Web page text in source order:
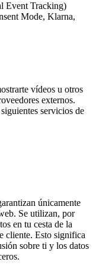
Event Tracking)
Mode, Klarna,
vídeos u otros
externos.
servicios de
únicamente
Se utilizan, por
en tu cesta de la
cliente. Esto significa
sobre ti y los datos